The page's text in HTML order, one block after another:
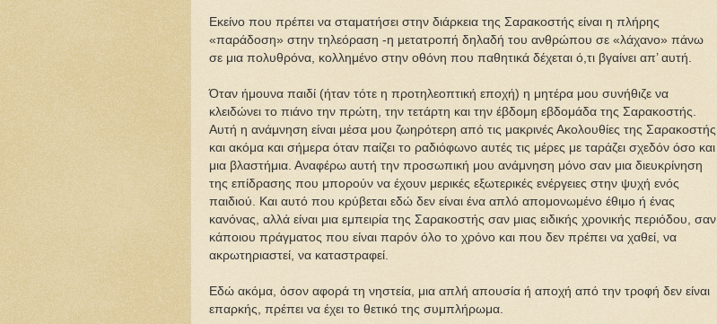
Εκείνο που πρέπει να σταματήσει στην διάρκεια της Σαρακοστής είναι η πλήρης
«παράδοση» στην τηλεόραση -η μετατροπή δηλαδή του ανθρώπου σε «λάχανο» πάνω
σε μια πολυθρόνα, κολλημένο στην οθόνη που παθητικά δέχεται ό,τι βγαίνει απ’ αυτή.
Όταν ήμουνα παιδί (ήταν τότε η προτηλεοπτική εποχή) η μητέρα μου συνήθιζε να
κλειδώνει το πιάνο την πρώτη, την τετάρτη και την έβδομη εβδομάδα της Σαρακοστής.
Αυτή η ανάμνηση είναι μέσα μου ζωηρότερη από τις μακρινές Ακολουθίες της Σαρακοστής
και ακόμα και σήμερα όταν παίζει το ραδιόφωνο αυτές τις μέρες με ταράζει σχεδόν όσο και
μια βλαστήμια. Αναφέρω αυτή την προσωπική μου ανάμνηση μόνο σαν μια διευκρίνηση
της επίδρασης που μπορούν να έχουν μερικές εξωτερικές ενέργειες στην ψυχή ενός
παιδιού. Kαι αυτό που κρύβεται εδώ δεν είναι ένα απλό απομονωμένο έθιμο ή ένας
κανόνας, αλλά είναι μια εμπειρία της Σαρακοστής σαν μιας ειδικής χρονικής περιόδου, σαν
κάποιου πράγματος που είναι παρόν όλο το χρόνο και που δεν πρέπει να χαθεί, να
ακρωτηριαστεί, να καταστραφεί.
Εδώ ακόμα, όσον αφορά τη νηστεία, μια απλή απουσία ή αποχή από την τροφή δεν είναι
επαρκής, πρέπει να έχει το θετικό της συμπλήρωμα.